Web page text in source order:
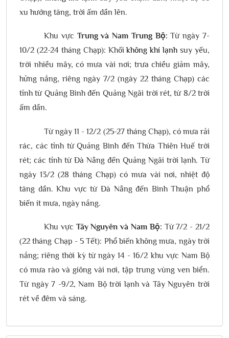
xu hướng tăng, trời ấm dần lên.
Khu vực Trung và Nam Trung Bộ: Từ ngày 7-
10/2 (22-24 tháng Chạp): Khốikhông khí lạnh suy yếu,
trời nhiều mây, có mưa vài nơi; trưa chiều giảm mây,
hửng nắng, riêng ngày 7/2 (ngày 22 tháng Chạp) các
tỉnh từ Quảng Bình đến Quảng Ngãi trời rét, từ 8/2 trời
ấm dần.
Từ ngày 11 - 12/2 (25-27 tháng Chạp), có mưa rải
rác, các tỉnh từ Quảng Bình đến Thừa Thiên Huế trời
rét; các tỉnh từ Đà Nẵng đến Quảng Ngãi trời lạnh. Từ
ngày 13/2 (28 tháng Chạp) có mưa vài nơi, nhiệt độ
tăng dần. Khu vực từ Đà Nẵng đến Bình Thuận phổ
biến ít mưa, ngày nắng.
Khu vực Tây Nguyên và Nam Bộ: Từ 7/2 - 21/2
(22 tháng Chạp - 5 Tết): Phổ biến không mưa, ngày trời
nắng; riêng thời kỳ từ ngày 14 - 16/2 khu vực Nam Bộ
có mưa rào và giông vài nơi, tập trung vùng ven biển.
Từ ngày 7 -9/2, Nam Bộ trời lạnh và Tây Nguyên trời
rét về đêm và sáng.